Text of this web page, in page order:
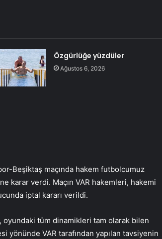
Özgürlüğe yüzdüler
Ağustos 6, 2026
Beşiktaş maçında hakem futbolcumuz
karar verdi. Maçın VAR hakemleri, hakemi
iptal kararı verildi.
oyundaki tüm dinamikleri tam olarak bilen
VAR tarafından yapılan tavsiyenin